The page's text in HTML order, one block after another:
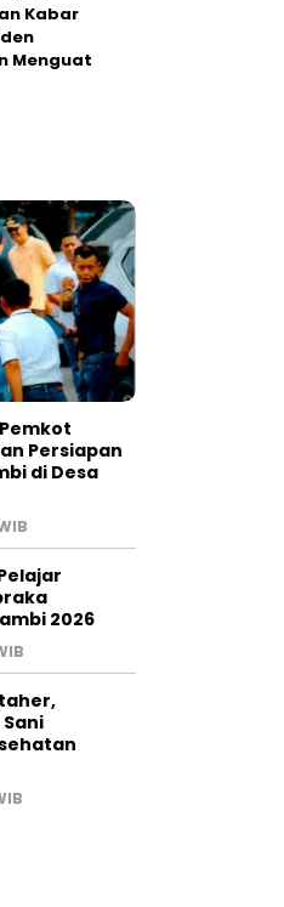
Kabar
Menguat
Persiapan
di Desa
2026